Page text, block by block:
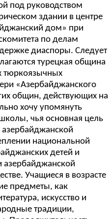
под руководством
здании в центре
дом» при
по делам
диаспоры. Следует
турецкая община
тюркоязычных
«Азербайджанского
общин, действующих на
хочу упомянуть
чья основная цель
азербайджанской
национальной
детей и
азербайджанской
Учащиеся в возрасте
предметы, как
искусство и
традиции,